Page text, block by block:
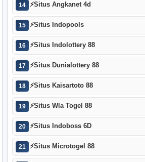
14 ⚡Situs Angkanet 4d
15 ⚡Situs Indopools
16 ⚡Situs Indolottery 88
17 ⚡Situs Dunialottery 88
18 ⚡Situs Kaisartoto 88
19 ⚡Situs Wla Togel 88
20 ⚡Situs Indoboss 6D
21 ⚡Situs Microtogel 88